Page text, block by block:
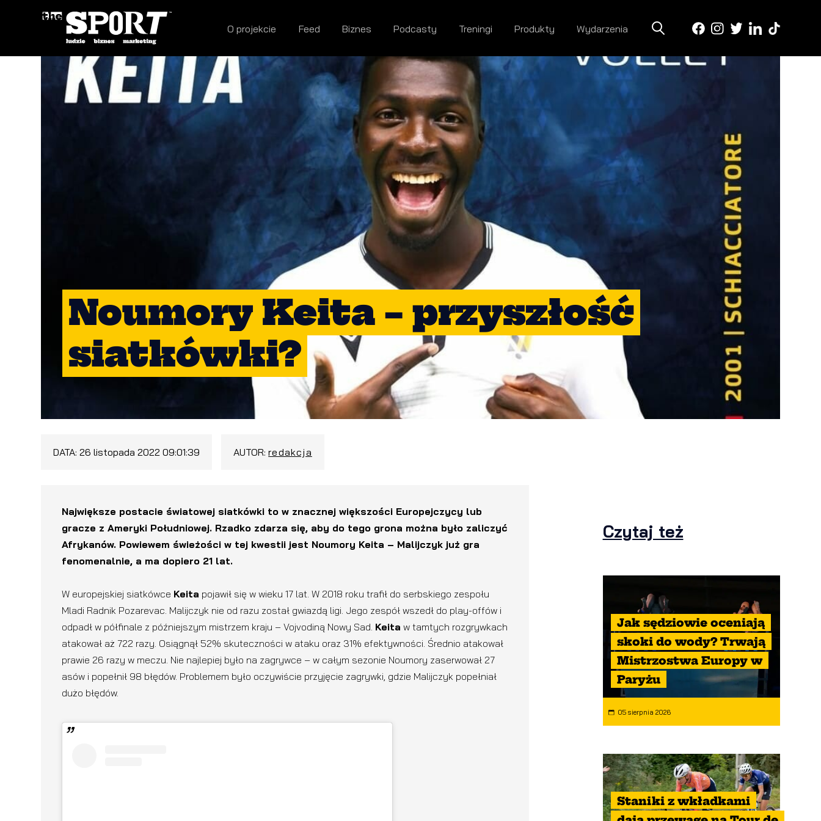
O projekcie Feed Biznes Podcasty Treningi Produkty Wydarzenia
Noumory Keita – przyszłość
siatkówki?
DATA:26 listopada 2022 09:01:39 AUTOR:redakcja
Największe postacie światowej siatkówki to w znacznej większości Europejczycy lub
gracze z Ameryki Południowej. Rzadko zdarza się, aby do tego grona można było zaliczyć
Afrykanów. Powiewem świeżości w tej kwestii jest Noumory Keita – Malijczyk już gra
fenomenalnie, a ma dopiero 21 lat.
W europejskiej siatkówce Keita pojawił się w wieku 17 lat. W 2018 roku trafił do serbskiego zespołu
Mladi Radnik Pozarevac. Malijczyk nie od razu został gwiazdą ligi. Jego zespół wszedł do play-offów i
odpadł w półfinale z późniejszym mistrzem kraju – Vojvodiną Nowy Sad. Keita w tamtych rozgrywkach
atakował aż 722 razy. Osiągnął 52% skuteczności w ataku oraz 31% efektywności. Średnio atakował
prawie 26 razy w meczu. Nie najlepiej było na zagrywce – w całym sezonie Noumory zaserwował 27
asów i popełnił 98 błędów. Problemem było oczywiście przyjęcie zagrywki, gdzie Malijczyk popełniał
dużo błędów.
Czytaj też
Jak sędziowie oceniają
skoki do wody? Trwają
Mistrzostwa Europy w
Paryżu
05 sierpnia 2026
Staniki z wkładkami